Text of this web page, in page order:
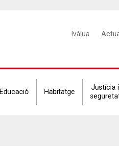
Main
Ivàlua
Educació Habitatge
Justícia i